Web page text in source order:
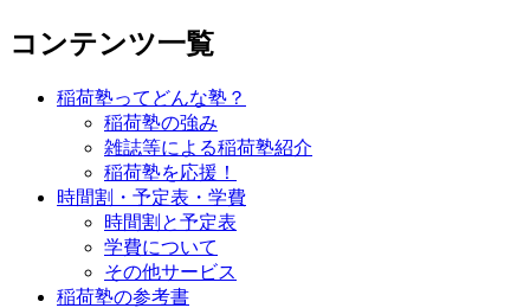
コンテンツ一覧
稲荷塾ってどんな塾？
稲荷塾の強み
雑誌等による稲荷塾紹介
稲荷塾を応援！
時間割・予定表・学費
時間割と予定表
学費について
その他サービス
稲荷塾の参考書